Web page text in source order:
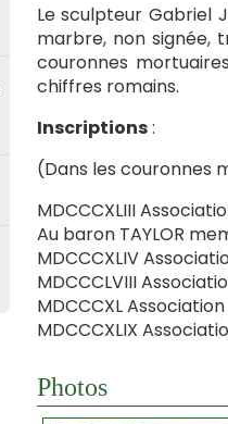
Le sculpteur Gabriel
marbre, non signée,
couronnes
chiffres romains.
Inscriptions:
(Dans les couronnes
MDCCCXLIII
Au baron TAYLOR
MDCCCXLIV
MDCCCLVIII
MDCCCXL
MDCCCXLIX
Photos